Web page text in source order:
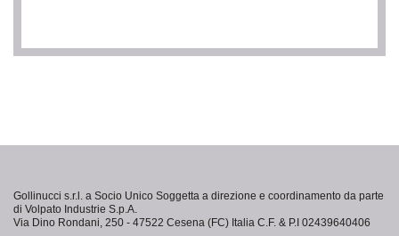
Gollinucci s.r.l. a Socio Unico Soggetta a direzione e coordinamento da parte
di Volpato Industrie S.p.A.
Via Dino Rondani, 250 - 47522 Cesena (FC) Italia C.F. & P.I 02439640406